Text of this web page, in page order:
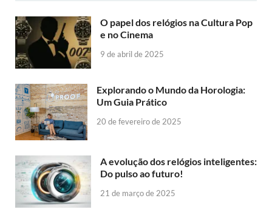
O papel dos relógios na Cultura Pop
e no Cinema
9 de abril de 2025
Explorando o Mundo da Horologia:
Um Guia Prático
20 de fevereiro de 2025
A evolução dos relógios inteligentes:
Do pulso ao futuro!
21 de março de 2025